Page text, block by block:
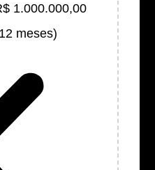
1.000.000,00
meses)